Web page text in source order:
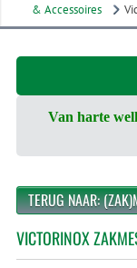
& Accessoires
Van harte
TERUG NAAR:
VICTORINOX